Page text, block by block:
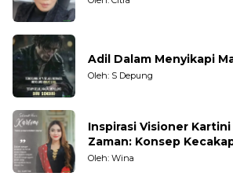
Adil Dalam Menyikapi
Oleh: S Depung
Inspirasi Visioner
Zaman: Konsep Kecakapan Hidup bagi
Generasi Muda
Oleh: Wina